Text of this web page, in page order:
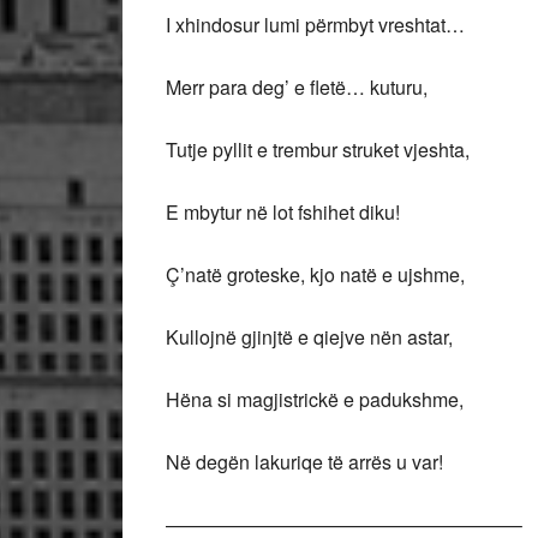
I xhindosur lumi përmbyt vreshtat…
Merr para deg’ e fletë… kuturu,
Tutje pyllit e trembur struket vjeshta,
E mbytur në lot fshihet diku!
Ç’natë groteske, kjo natë e ujshme,
Kullojnë gjinjtë e qiejve nën astar,
Hëna si magjistrickë e padukshme,
Në degën lakuriqe të arrës u var!
——————————————————–